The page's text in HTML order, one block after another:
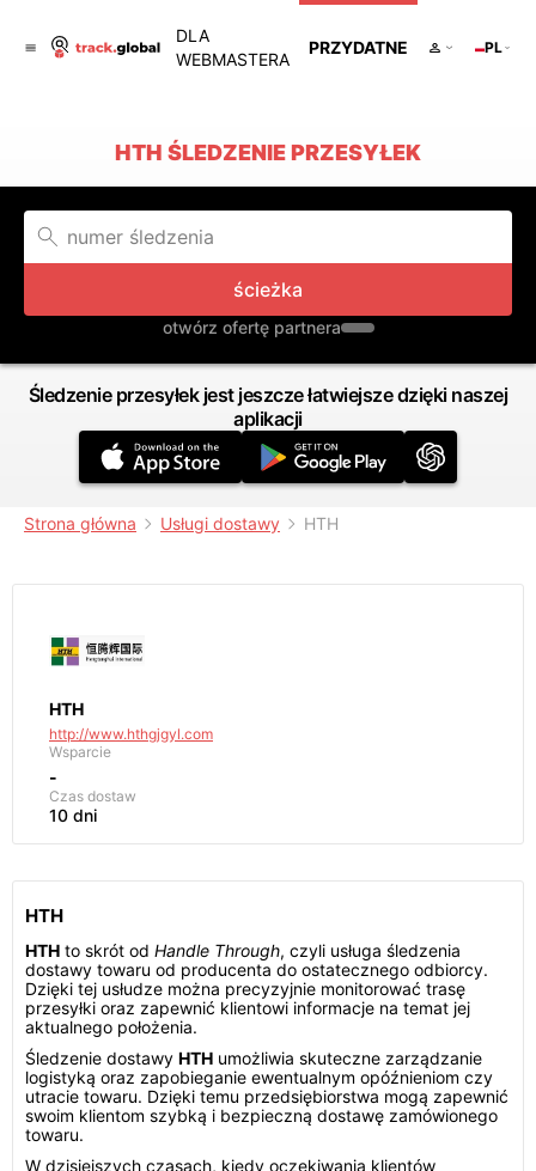
DLA
WEBMASTERA
PRZYDATNE PL
HTH ŚLEDZENIE PRZESYŁEK
ścieżka
otwórz ofertę partnera
Śledzenie przesyłek jest jeszcze łatwiejsze dzięki naszej
aplikacji
Strona główna Usługi dostawy HTH
HTH
http://www.hthgjgyl.com
Wsparcie
-
Czas dostaw
10 dni
HTH
HTH to skrót od Handle Through, czyli usługa śledzenia
dostawy towaru od producenta do ostatecznego odbiorcy.
Dzięki tej usłudze można precyzyjnie monitorować trasę
przesyłki oraz zapewnić klientowi informacje na temat jej
aktualnego położenia.
Śledzenie dostawy HTH umożliwia skuteczne zarządzanie
logistyką oraz zapobieganie ewentualnym opóźnieniom czy
utracie towaru. Dzięki temu przedsiębiorstwa mogą zapewnić
swoim klientom szybką i bezpieczną dostawę zamówionego
towaru.
W dzisiejszych czasach, kiedy oczekiwania klientów